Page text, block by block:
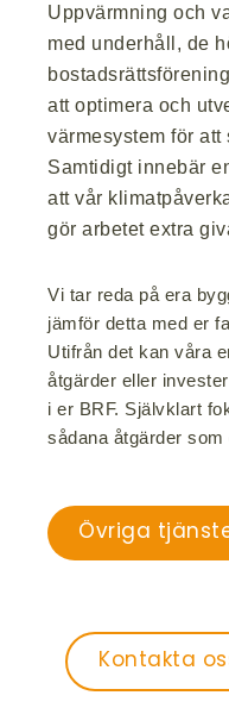
Uppvärmning och
med underhåll, de
att optimera och
värmesystem för att
Samtidigt innebär
att vår
gör arbetet extra
Vi tar reda på era
jämför detta med er
Utifrån det kan våra
åtgärder eller
i er BRF. Självklart
sådana åtgärder
Övriga
Kontakta